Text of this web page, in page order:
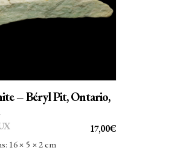
AU PANIER
– Béryl Pit, Ontario,
17,00€
16 × 5 × 2 cm